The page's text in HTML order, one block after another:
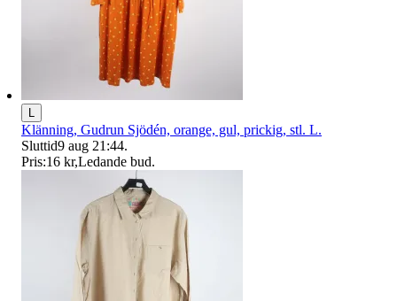
L
Klänning, Gudrun Sjödén, orange, gul, prickig, stl. L.
Sluttid9 aug 21:44.
Pris:16 kr,Ledande bud.